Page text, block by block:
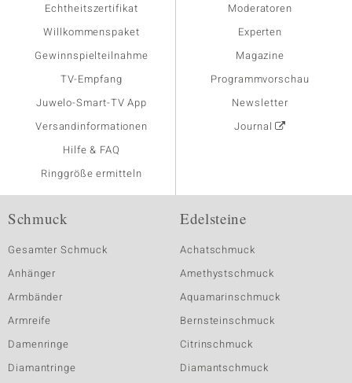
Echtheitszertifikat
Willkommenspaket
Gewinnspielteilnahme
TV-Empfang
Juwelo-Smart-TV App
Versandinformationen
Hilfe & FAQ
Ringgröße ermitteln
Moderatoren
Experten
Magazine
Programmvorschau
Newsletter
Journal
Schmuck
Gesamter Schmuck
Anhänger
Armbänder
Armreife
Damenringe
Diamantringe
Edelsteine
Achatschmuck
Amethystschmuck
Aquamarinschmuck
Bernsteinschmuck
Citrinschmuck
Diamantschmuck